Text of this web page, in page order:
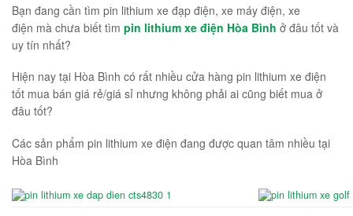
Bạn đang cần tìm pin lithium xe đạp điện, xe máy điện, xe
điện mà chưa biết tìm pin lithium xe điện Hòa Bình ở đâu tốt và
uy tín nhất?
Hiện nay tại Hòa Bình có rất nhiều cửa hàng pin lithium xe điện
tốt mua bán giá rẻ/giá sỉ nhưng không phải ai cũng biết mua ở
đâu tốt?
Các sản phẩm pin lithium xe điện đang được quan tâm nhiều tại
Hòa Bình